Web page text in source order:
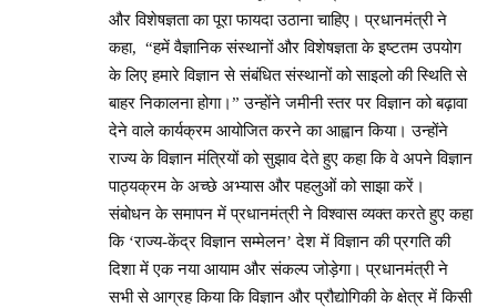
और विशेषज्ञता का पूरा फायदा उठाना चाहिए। प्रधानमंत्री ने
कहा, “हमें वैज्ञानिक संस्थानों और विशेषज्ञता के इष्टतम उपयोग
के लिए हमारे विज्ञान से संबंधित संस्थानों को साइलो की स्थिति से
बाहर निकालना होगा।” उन्होंने जमीनी स्तर पर विज्ञान को बढ़ावा
देने वाले कार्यक्रम आयोजित करने का आह्वान किया। उन्होंने
राज्य के विज्ञान मंत्रियों को सुझाव देते हुए कहा कि वे अपने विज्ञान
पाठ्यक्रम के अच्छे अभ्यास और पहलुओं को साझा करें।
संबोधन के समापन में प्रधानमंत्री ने विश्वास व्यक्त करते हुए कहा
कि ‘राज्य-केंद्र विज्ञान सम्मेलन’ देश में विज्ञान की प्रगति की
दिशा में एक नया आयाम और संकल्प जोड़ेगा। प्रधानमंत्री ने
सभी से आग्रह किया कि विज्ञान और प्रौद्योगिकी के क्षेत्र में किसी